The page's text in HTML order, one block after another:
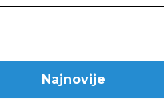
Najnovije